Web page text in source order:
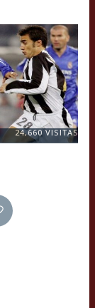
24,660 VISITAS